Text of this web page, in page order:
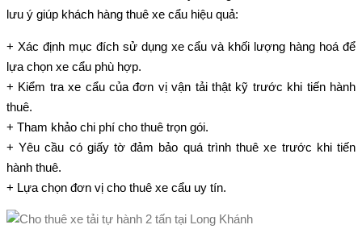
lưu ý giúp khách hàng thuê xe cẩu hiệu quả:
+ Xác định mục đích sử dụng xe cẩu và khối lượng hàng hoá để
lựa chọn xe cẩu phù hợp.
+ Kiểm tra xe cẩu của đơn vị vận tải thật kỹ trước khi tiến hành
thuê.
+ Tham khảo chi phí cho thuê trọn gói.
+ Yêu cầu có giấy tờ đảm bảo quá trình thuê xe trước khi tiến
hành thuê.
+ Lựa chọn đơn vị cho thuê xe cẩu uy tín.